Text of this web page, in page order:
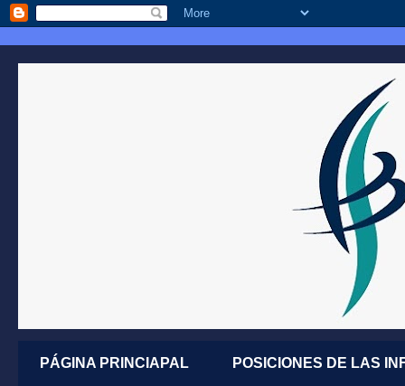
PÁGINA PRINCIAPAL POSICIONES DE LAS